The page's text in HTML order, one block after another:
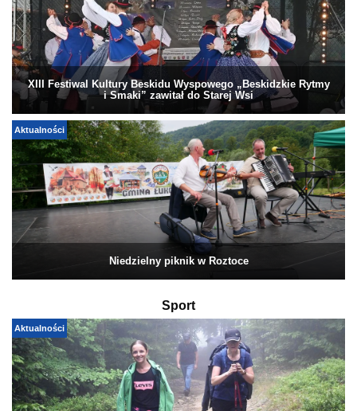
XIII Festiwal Kultury Beskidu Wyspowego „Beskidzkie Rytmy
i Smaki” zawitał do Starej Wsi
Aktualności
Niedzielny piknik w Roztoce
Sport
Aktualności